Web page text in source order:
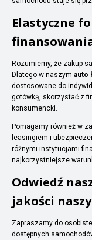
Elastyczne
Rozumiemy, że zakup
Dlatego w naszym auto
dostosowane do
gotówką, skorzystać z
konsumencki.
Pomagamy również w
leasingiem i
różnymi instytucjami
najkorzystniejsze
Odwiedź
jakości
Zapraszamy do
dostępnych